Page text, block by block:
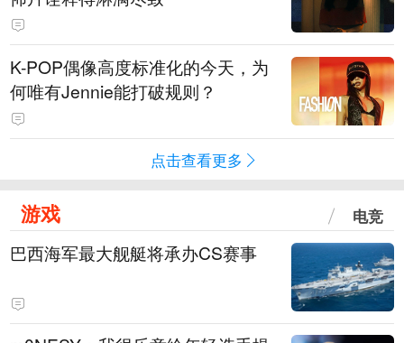
K-POP偶像高度标准化的今天，为
何唯有Jennie能打破规则？
点击查看更多
游戏 电竞
巴西海军最大舰艇将承办CS赛事